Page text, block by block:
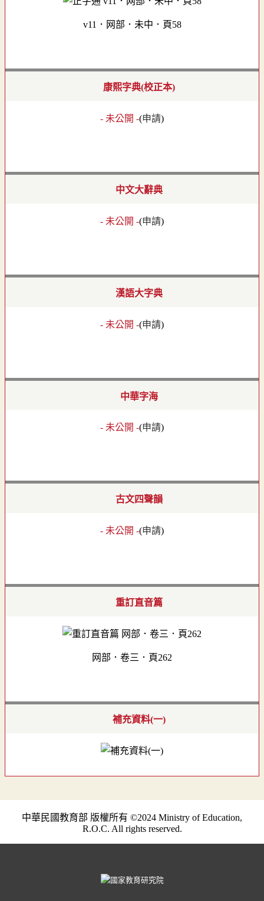
v11．网部．未中．頁58
康熙字典(校正本)
- 未公開 -(申請)
中文大辭典
- 未公開 -(申請)
漢語大字典
- 未公開 -(申請)
中華字海
- 未公開 -(申請)
古文四聲韻
- 未公開 -(申請)
重訂直音篇
网部．卷三．頁262
補充資料(一)
中華民國教育部 版權所有 ©2024 Ministry of Education,
R.O.C. All rights reserved.